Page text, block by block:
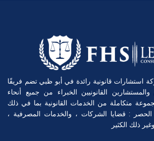
قانونية رائدة في أبو ظبي تضم فريقًا
القانونيين الخبراء من جميع أنحاء
متكاملة من الخدمات القانونية بما في ذلك
: قضايا الشركات ، والخدمات المصرفية ،
ذلك الكثير